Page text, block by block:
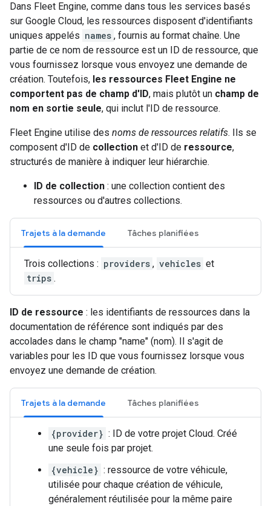
Dans Fleet Engine, comme dans tous les services basés
sur Google Cloud, les ressources disposent d'identifiants
uniques appelés names , fournis au format chaîne. Une
partie de ce nom de ressource est un ID de ressource, que
vous fournissez lorsque vous envoyez une demande de
création. Toutefois, les ressources Fleet Engine ne
comportent pas de champ d'ID, mais plutôt un champ de
nom en sortie seule, qui inclut l'ID de ressource.
Fleet Engine utilise des noms de ressources relatifs. Ils se
composent d'ID de collection et d'ID de ressource,
structurés de manière à indiquer leur hiérarchie.
ID de collection : une collection contient des
ressources ou d'autres collections.
Trajets à la demande Tâches planifiées
Trois collections : providers , vehicles et
trips .
ID de ressource : les identifiants de ressources dans la
documentation de référence sont indiqués par des
accolades dans le champ "name" (nom). Il s'agit de
variables pour les ID que vous fournissez lorsque vous
envoyez une demande de création.
Trajets à la demande Tâches planifiées
{provider} : ID de votre projet Cloud. Créé
une seule fois par projet.
{vehicle} : ressource de votre véhicule,
utilisée pour chaque création de véhicule,
généralement réutilisée pour la même paire